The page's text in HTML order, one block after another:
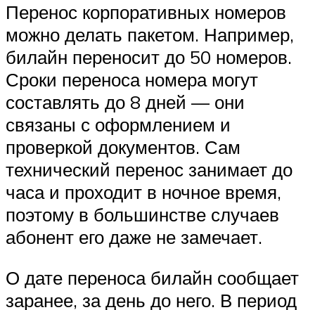
Перенос корпоративных номеров
можно делать пакетом. Например,
билайн переносит до 50 номеров.
Сроки переноса номера могут
составлять до 8 дней — они
связаны с оформлением и
проверкой документов. Сам
технический перенос занимает до
часа и проходит в ночное время,
поэтому в большинстве случаев
абонент его даже не замечает.
О дате переноса билайн сообщает
заранее, за день до него. В период